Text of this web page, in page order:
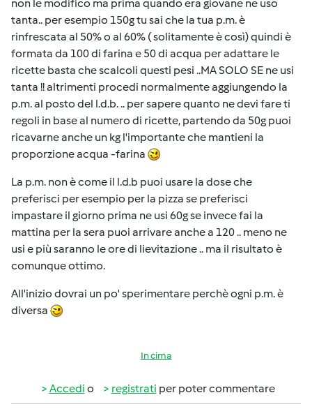
non le modifico ma prima quando era giovane ne uso
tanta.. per esempio 150g tu sai che la tua p.m. è
rinfrescata al 50% o al 60% ( solitamente è così) quindi è
formata da 100 di farina e 50 di acqua per adattare le
ricette basta che scalcoli questi pesi ..MA SOLO SE ne usi
tanta !! altrimenti procedi normalmente aggiungendo la
p.m. al posto del l.d.b. .. per sapere quanto ne devi fare ti
regoli in base al numero di ricette, partendo da 50g puoi
ricavarne anche un kg l'importante che mantieni la
proporzione acqua -farina
La p.m. non è come il l.d.b puoi usare la dose che
preferisci per esempio per la pizza se preferisci
impastare il giorno prima ne usi 60g se invece fai la
mattina per la sera puoi arrivare anche a 120 .. meno ne
usi e più saranno le ore di lievitazione .. ma il risultato è
comunque ottimo.
All'inizio dovrai un po' sperimentare perchè ogni p.m. è
diversa
In cima
Accedi o registrati per poter commentare